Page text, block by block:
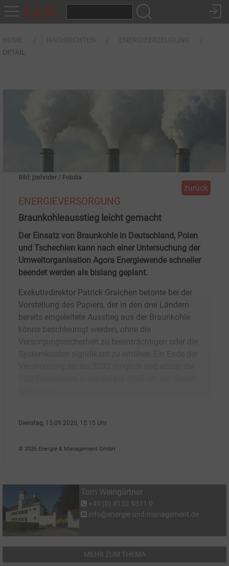
DETAIL
Bild: jzehnder / Fotolia
zurück
ENERGIEVERSORGUNG
Braunkohleausstieg leicht gemacht
Der Einsatz von Braunkohle in Deutschland, Polen
und Tschechien kann nach einer Untersuchung der
Umweltorganisation Agora Energiewende schneller
beendet werden als bislang geplant.
Exekutivdirektor Patrick Graichen betonte bei der
Vorstellung des Papiers, der in den drei Ländern
bereits eingeleitete Ausstieg aus der Braunkohle
könne beschleunigt werden, ohne die
Versorgungssicherheit zu beeinträchtigen oder die
Dienstag, 15.09.2020, 15:15 Uhr
© 2026 Energie & Management GmbH
Tom Weingärtner
+49 (0) 8152 9311 0
info@energie-und-management.de
MEHR ZUM THEMA